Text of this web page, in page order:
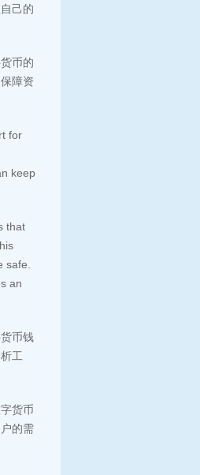
己的
币的
障资
for
keep
that
safe.
an
币钱
工
货币
的需